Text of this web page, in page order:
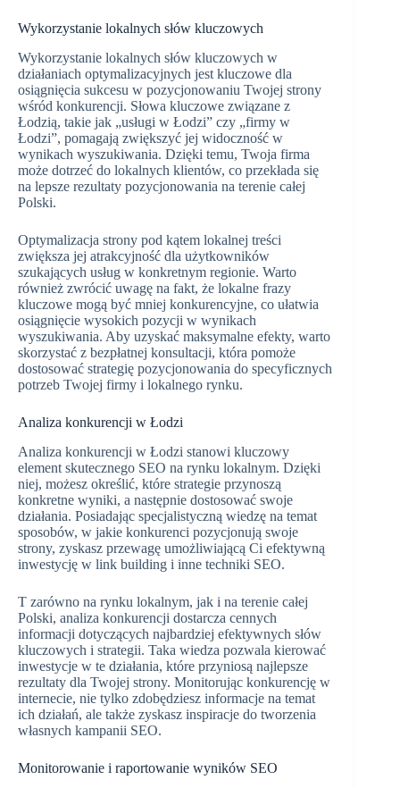
Wykorzystanie lokalnych słów kluczowych
Wykorzystanie lokalnych słów kluczowych w
działaniach optymalizacyjnych jest kluczowe dla
osiągnięcia sukcesu w pozycjonowaniu Twojej strony
wśród konkurencji. Słowa kluczowe związane z
Łodzią, takie jak „usługi w Łodzi” czy „firmy w
Łodzi”, pomagają zwiększyć jej widoczność w
wynikach wyszukiwania. Dzięki temu, Twoja firma
może dotrzeć do lokalnych klientów, co przekłada się
na lepsze rezultaty pozycjonowania na terenie całej
Polski.
Optymalizacja strony pod kątem lokalnej treści
zwiększa jej atrakcyjność dla użytkowników
szukających usług w konkretnym regionie. Warto
również zwrócić uwagę na fakt, że lokalne frazy
kluczowe mogą być mniej konkurencyjne, co ułatwia
osiągnięcie wysokich pozycji w wynikach
wyszukiwania. Aby uzyskać maksymalne efekty, warto
skorzystać z bezpłatnej konsultacji, która pomoże
dostosować strategię pozycjonowania do specyficznych
potrzeb Twojej firmy i lokalnego rynku.
Analiza konkurencji w Łodzi
Analiza konkurencji w Łodzi stanowi kluczowy
element skutecznego SEO na rynku lokalnym. Dzięki
niej, możesz określić, które strategie przynoszą
konkretne wyniki, a następnie dostosować swoje
działania. Posiadając specjalistyczną wiedzę na temat
sposobów, w jakie konkurenci pozycjonują swoje
strony, zyskasz przewagę umożliwiającą Ci efektywną
inwestycję w link building i inne techniki SEO.
T zarówno na rynku lokalnym, jak i na terenie całej
Polski, analiza konkurencji dostarcza cennych
informacji dotyczących najbardziej efektywnych słów
kluczowych i strategii. Taka wiedza pozwala kierować
inwestycje w te działania, które przyniosą najlepsze
rezultaty dla Twojej strony. Monitorując konkurencję w
internecie, nie tylko zdobędziesz informacje na temat
ich działań, ale także zyskasz inspiracje do tworzenia
własnych kampanii SEO.
Monitorowanie i raportowanie wyników SEO